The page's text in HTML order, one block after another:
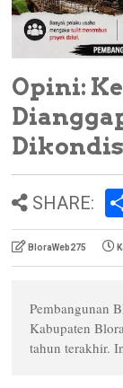
Opini:
SHARE:
BloraWeb275
Pembangunan
Kabupaten
tahun terakhir.